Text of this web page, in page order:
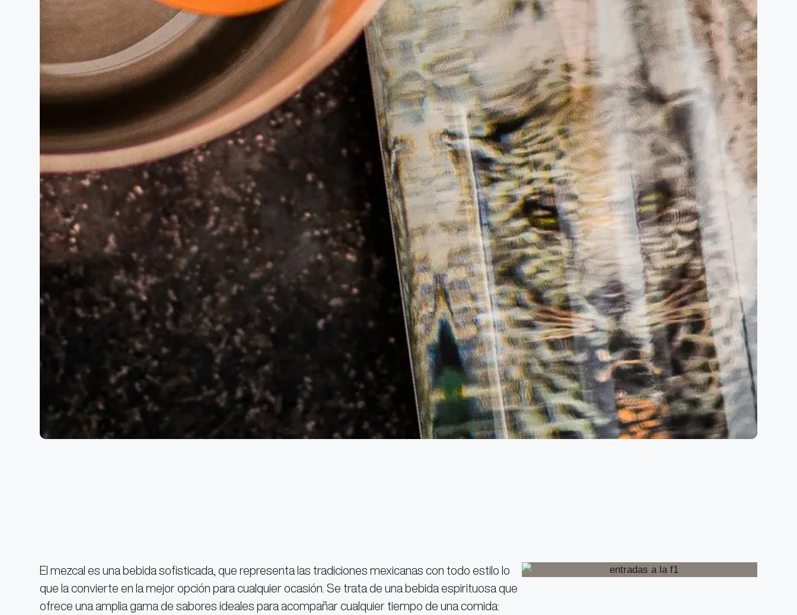
El mezcal es una bebida sofisticada, que representa las tradiciones mexicanas con todo estilo lo
que la convierte en la mejor opción para cualquier ocasión. Se trata de una bebida espirituosa que
ofrece una amplia gama de sabores ideales para acompañar cualquier tiempo de una comida: